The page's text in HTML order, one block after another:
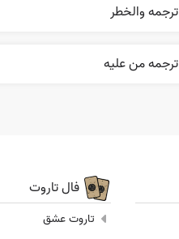
ترجمه والخطر
ترجمه من عليه
فال تاروت
تاروت عشق